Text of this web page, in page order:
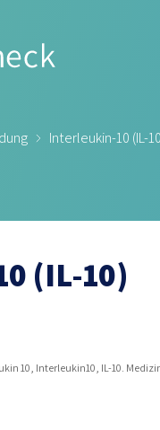
Interleukin-10 (IL-
(IL-10)
10, Interleukin10, IL-10.